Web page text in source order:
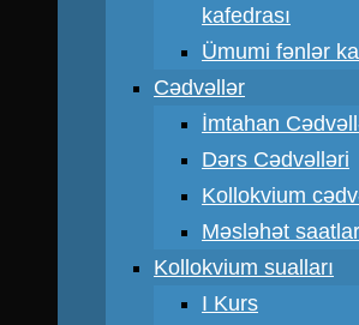
kafedrası
Ümumi fənlər
Cədvəllər
İmtahan
Dərs Cədvəlləri
Kollokvium
Məsləhət
Kollokvium sualları
I Kurs